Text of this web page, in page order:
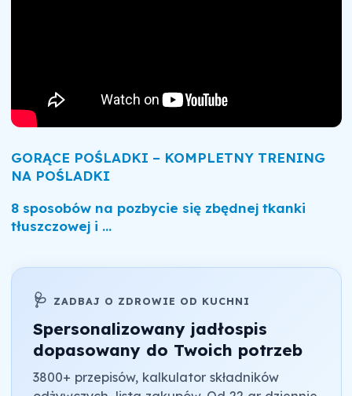
GORĄCE POŚLADKI – KOMPLETNY TRENING
NA POŚLADKI
8 sposobów na pozbycie się zbędnej tkanki
tłuszczowej i …
🩺 ZADBAJ O ZDROWIE OD KUCHNI
Spersonalizowany jadłospis
dopasowany do Twoich potrzeb
3800+ przepisów, kalkulator składników